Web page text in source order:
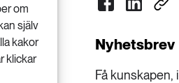
om
själv
kakor
klickar
Nyhetsbrev
Få